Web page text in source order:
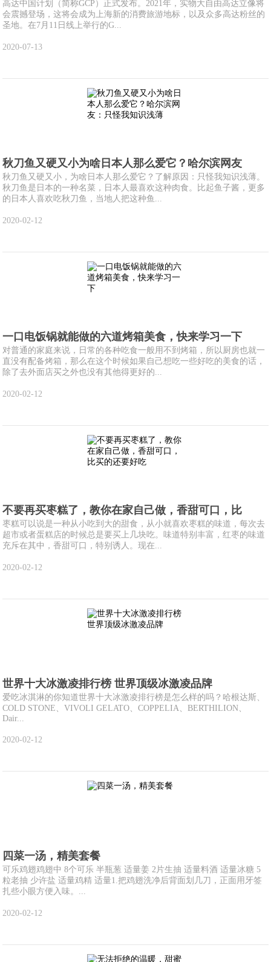
高达中国计划（简称GCP）正式发布。2021年，实物大自由高达立像将
会震撼登场，这将会成为上海新的消费旅游地标，以及众多高达粉丝的
圣地。在7月11日线上举行的G...
2020-07-13
秋刀鱼又硬又小为啥日本人那么爱它？哈尔滨网友
秋刀鱼又硬又小，为啥日本人那么爱它？了解原因：只怪我知识浅薄。
秋刀鱼是日本的一种名菜，日本人最喜欢这种肉食。比起鱼子酱，更多
的日本人喜欢吃秋刀鱼，当地人把这种鱼...
2020-02-12
一口电饭锅就能做的六道烤箱美食，快来学习一下
对普通的家庭来说，日常的各种吃食一般用不到烤箱，所以厨房也就一
直没有配备烤箱，那么在这个时候如果自己想吃一些好吃的美食的话，
除了去外面店买之外也没有其他得更好的...
2020-02-12
不要再买枣糕了，教你在家自己做，香甜可口，比
枣糕可以说是一种从小吃到大的甜食，从小就喜欢枣糕的味道，每次去
超市或者蛋糕店的时候总是要买上几块吃。味道特别丰富，红枣的味道
充斥在其中，香甜可口，特别诱人。现在...
2020-02-12
世界十大冰激凌排行榜 世界顶级冰激凌品牌
爱吃冰淇淋的你知道世界十大冰激凌排行榜是怎么样的吗？哈根达斯、
COLD STONE、VIVOLI GELATO、COPPELIA、BERTHILION、
Dair...
2020-02-12
四菜一汤，精美套餐
可乐鸡翅鸡翅中 8个可乐 半瓶葱 适量姜 2片生抽 适量料酒 适量冰糖 5
粒老抽 少许盐 适量鸡精 适量1.把鸡翅洗净后背面划几刀，正面用牙签
扎些小眼方便入味。...
2020-02-12